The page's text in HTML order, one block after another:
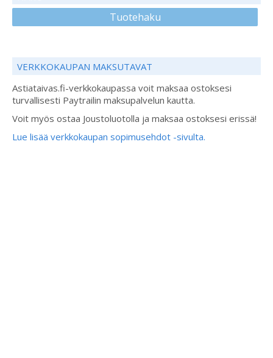
Tuotehaku
VERKKOKAUPAN MAKSUTAVAT
Astiataivas.fi-verkkokaupassa voit maksaa ostoksesi
turvallisesti Paytrailin maksupalvelun kautta.
Voit myös ostaa Joustoluotolla ja maksaa ostoksesi erissä!
Lue lisää verkkokaupan sopimusehdot -sivulta.